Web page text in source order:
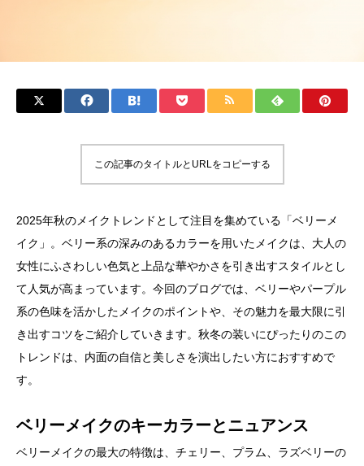
この記事のタイトルとURLをコピーする
2025年秋のメイクトレンドとして注目を集めている「ベリーメ
イク」。ベリー系の深みのあるカラーを用いたメイクは、大人の
女性にふさわしい色気と上品な華やかさを引き出すスタイルとし
て人気が高まっています。今回のブログでは、ベリーやパープル
系の色味を活かしたメイクのポイントや、その魅力を最大限に引
き出すコツをご紹介していきます。秋冬の装いにぴったりのこの
トレンドは、内面の自信と美しさを演出したい方におすすめで
す。
ベリーメイクのキーカラーとニュアンス
ベリーメイクの最大の特徴は、チェリー、プラム、ラズベリーの